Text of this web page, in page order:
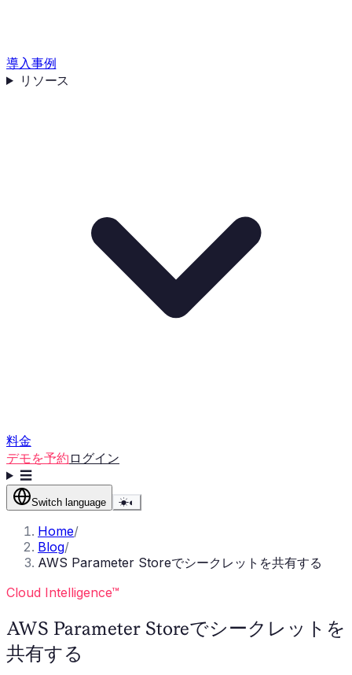
導入事例
リソース
料金
デモを予約 ログイン
☰
Switch language ☀◐
Home/
Blog/
AWS Parameter Storeでシークレットを共有する
Cloud Intelligence™
AWS Parameter Storeでシークレットを
共有する